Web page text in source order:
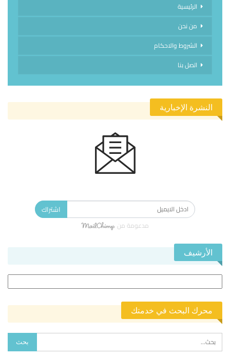
الرئيسية
من نحن
الشروط والاحكام
اتصل بنا
النشرة الإخبارية
اشتراك
مدعومة من
الأرشيف
محرك البحث في خدمتك